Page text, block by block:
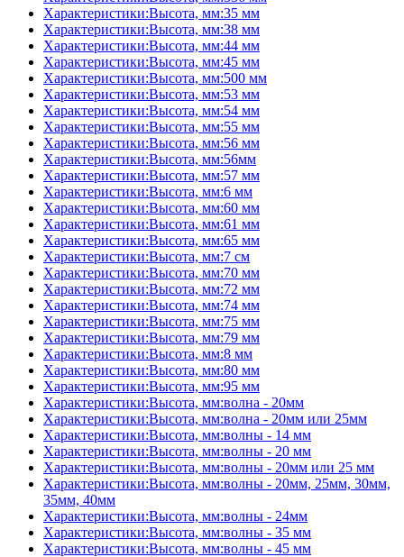
Характеристики:Высота, мм:35 мм
Характеристики:Высота, мм:38 мм
Характеристики:Высота, мм:44 мм
Характеристики:Высота, мм:45 мм
Характеристики:Высота, мм:500 мм
Характеристики:Высота, мм:53 мм
Характеристики:Высота, мм:54 мм
Характеристики:Высота, мм:55 мм
Характеристики:Высота, мм:56 мм
Характеристики:Высота, мм:56мм
Характеристики:Высота, мм:57 мм
Характеристики:Высота, мм:6 мм
Характеристики:Высота, мм:60 мм
Характеристики:Высота, мм:61 мм
Характеристики:Высота, мм:65 мм
Характеристики:Высота, мм:7 см
Характеристики:Высота, мм:70 мм
Характеристики:Высота, мм:72 мм
Характеристики:Высота, мм:74 мм
Характеристики:Высота, мм:75 мм
Характеристики:Высота, мм:79 мм
Характеристики:Высота, мм:8 мм
Характеристики:Высота, мм:80 мм
Характеристики:Высота, мм:95 мм
Характеристики:Высота, мм:волна - 20мм
Характеристики:Высота, мм:волна - 20мм или 25мм
Характеристики:Высота, мм:волны - 14 мм
Характеристики:Высота, мм:волны - 20 мм
Характеристики:Высота, мм:волны - 20мм или 25 мм
Характеристики:Высота, мм:волны - 20мм, 25мм, 30мм,
35мм, 40мм
Характеристики:Высота, мм:волны - 24мм
Характеристики:Высота, мм:волны - 35 мм
Характеристики:Высота, мм:волны - 45 мм